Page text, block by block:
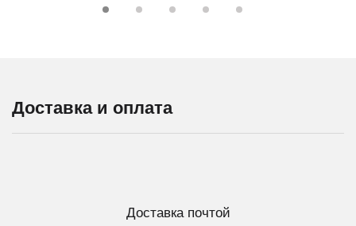
Доставка и оплата
Доставка почтой